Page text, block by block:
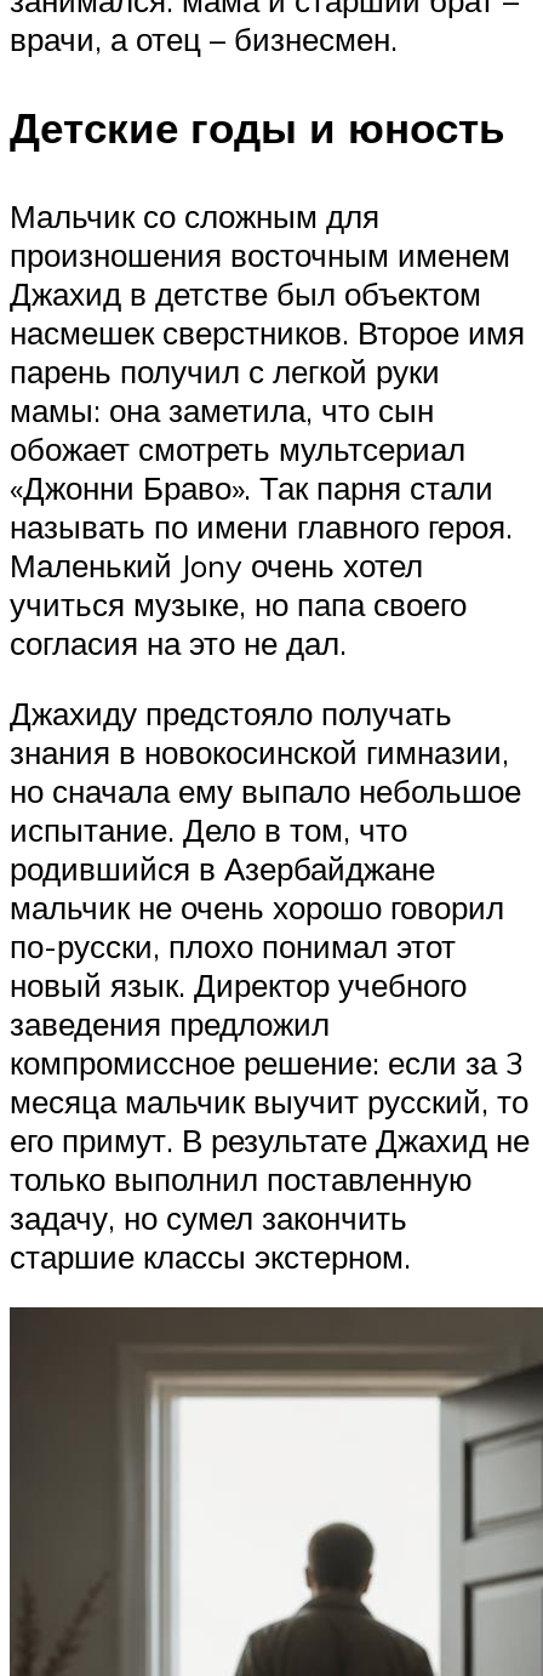
врачи, а отец – бизнесмен.
Детские годы и юность
Мальчик со сложным для
произношения восточным именем
Джахид в детстве был объектом
насмешек сверстников. Второе имя
парень получил с легкой руки
мамы: она заметила, что сын
обожает смотреть мультсериал
«Джонни Браво». Так парня стали
называть по имени главного героя.
Маленький Jony очень хотел
учиться музыке, но папа своего
согласия на это не дал.
Джахиду предстояло получать
знания в новокосинской гимназии,
но сначала ему выпало небольшое
испытание. Дело в том, что
родившийся в Азербайджане
мальчик не очень хорошо говорил
по-русски, плохо понимал этот
новый язык. Директор учебного
заведения предложил
компромиссное решение: если за 3
месяца мальчик выучит русский, то
его примут. В результате Джахид не
только выполнил поставленную
задачу, но сумел закончить
старшие классы экстерном.